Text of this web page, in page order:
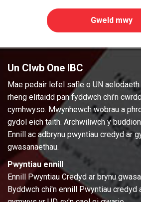
Gweld mwy
Un Clwb One IBC
Mae pedair lefel safle o UN
rheng elitaidd pan fyddwch chi'n
cymhwyso. Mwynhewch wobrau a
gydol eich taith. Archwiliwch y
Ennill ac adbrynu pwyntiau credyd ar
gwasanaethau.
Pwyntiau ennill
Ennill Pwyntiau Credyd ar brynu
Byddwch chi'n ennill Pwyntiau credyd